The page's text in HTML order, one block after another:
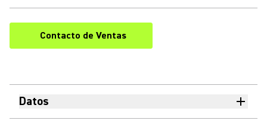
Contacto de Ventas
Datos